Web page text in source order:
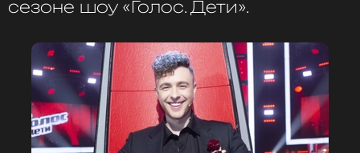
сезоне шоу «Голос. Дети».